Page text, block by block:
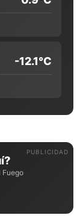
-12.1°C
PUBLICIDAD
Fuego